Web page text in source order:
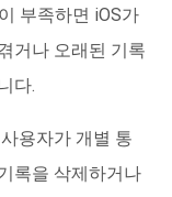
부족하면 iOS가
거나 오래된 기록
다.
용자가 개별 통
록을 삭제하거나